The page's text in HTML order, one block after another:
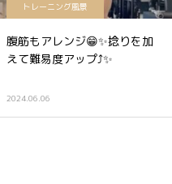
トレーニング風景
腹筋もアレンジ😁✨捻りを加
えて難易度アップ⤴️✨
2024.06.06